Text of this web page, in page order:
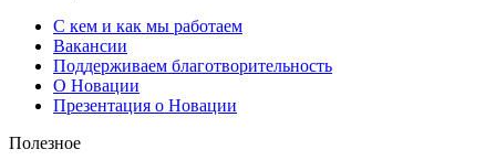
С кем и как мы работаем
Вакансии
Поддерживаем благотворительность
О Новации
Презентация о Новации
Полезное